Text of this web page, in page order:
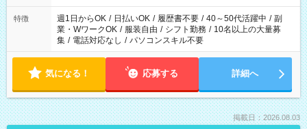
特徴 週1日からOK / 日払いOK / 履歴書不要 / 40～50代活躍中 / 副
業・WワークOK / 服装自由 / シフト勤務 / 10名以上の大量募
集 / 電話対応なし / パソコンスキル不要
気になる！ 応募する 詳細へ
掲載日：2026.08.03